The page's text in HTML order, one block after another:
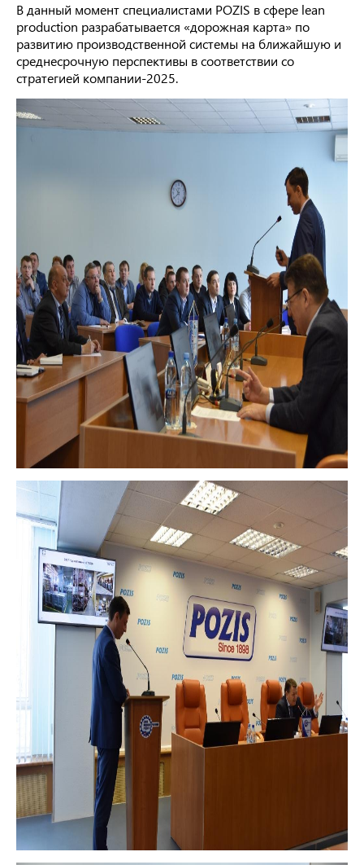
В данный момент специалистами POZIS в сфере lean
production разрабатывается «дорожная карта» по
развитию производственной системы на ближайшую и
среднесрочную перспективы в соответствии со
стратегией компании-2025.